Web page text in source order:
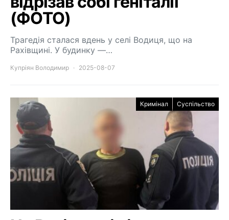
(ФОТО)
Трагедія сталася вдень у селі Водиця, що на
Рахівщині. У будинку —…
Купріян Володимир 2025-08-07
Кримінал Суспільство